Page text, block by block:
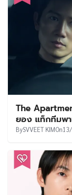
The
ยอง แท็กทีมพา
BySVVEET KIMOn